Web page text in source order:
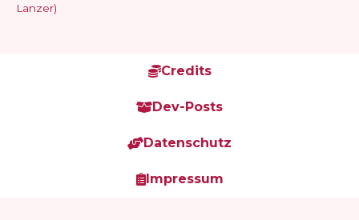
Lanzer)
Credits
Dev-Posts
Datenschutz
Impressum